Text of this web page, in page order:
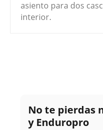
asiento para dos
interior.
No te pierdas
y Enduropro